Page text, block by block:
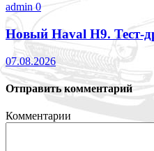
admin 0
Новый Haval H9. Тест-
07.08.2026
Отправить комментарий
Комментарии